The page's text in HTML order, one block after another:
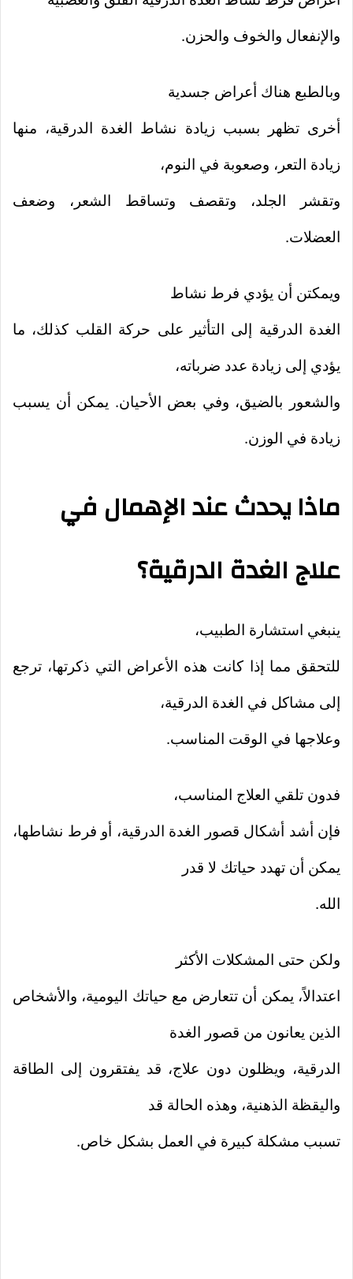
والإنفعال والخوف والحزن.
وبالطبع هناك أعراض جسدية
أخرى تظهر بسبب زيادة نشاط الغدة الدرقية، منها
زيادة التعر، وصعوبة في النوم،
وتقشر الجلد، وتقصف وتساقط الشعر، وضعف
العضلات.
ويمكتن أن يؤدي فرط نشاط
الغدة الدرقية إلى التأثير على حركة القلب كذلك، ما
يؤدي إلى زيادة عدد ضرباته،
والشعور بالضيق، وفي بعض الأحيان. يمكن أن يسبب
زيادة في الوزن.
ماذا يحدث عند الإهمال في
علاج الغدة الدرقية؟
ينبغي استشارة الطبيب،
للتحقق مما إذا كانت هذه الأعراض التي ذكرتها، ترجع
إلى مشاكل في الغدة الدرقية،
وعلاجها في الوقت المناسب.
فدون تلقي العلاج المناسب،
فإن أشد أشكال قصور الغدة الدرقية، أو فرط نشاطها،
يمكن أن تهدد حياتك لا قدر
الله.
ولكن حتى المشكلات الأكثر
اعتدالاً، يمكن أن تتعارض مع حياتك اليومية، والأشخاص
الذين يعانون من قصور الغدة
الدرقية، ويظلون دون علاج، قد يفتقرون إلى الطاقة
واليقظة الذهنية، وهذه الحالة قد
تسبب مشكلة كبيرة في العمل بشكل خاص.